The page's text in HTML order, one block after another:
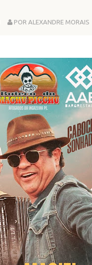
POR ALEXANDRE MORAIS